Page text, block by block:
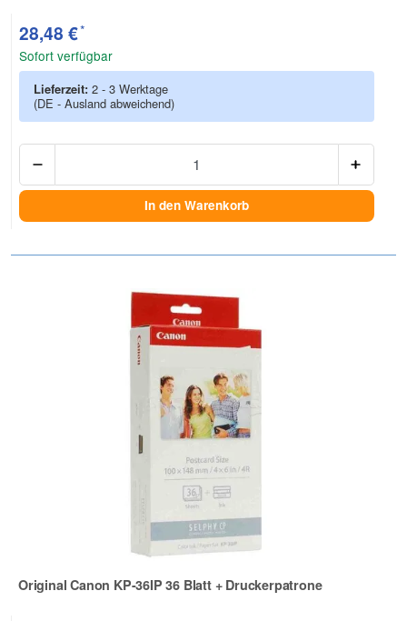
28,48 €*
Sofort verfügbar
Lieferzeit: 2 - 3 Werktage
(DE - Ausland abweichend)
In den Warenkorb
Original Canon KP-36IP 36 Blatt + Druckerpatrone
Zur Artikelbewertung